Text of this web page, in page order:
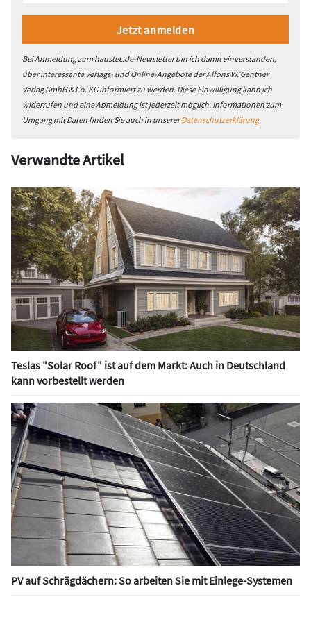
Bei Anmeldung zum haustec.de-Newsletter bin ich damit einverstanden,
über interessante Verlags- und Online-Angebote der Alfons W. Gentner
Verlag GmbH & Co. KG informiert zu werden. Diese Einwilligung kann ich
widerrufen und eine Abmeldung ist jederzeit möglich. Informationen zum
Umgang mit Daten finden Sie auch in unsererDatenschutzerklärung.
Verwandte Artikel
Teslas "Solar Roof" ist auf dem Markt: Auch in Deutschland
kann vorbestellt werden
PV auf Schrägdächern: So arbeiten Sie mit Einlege-Systemen